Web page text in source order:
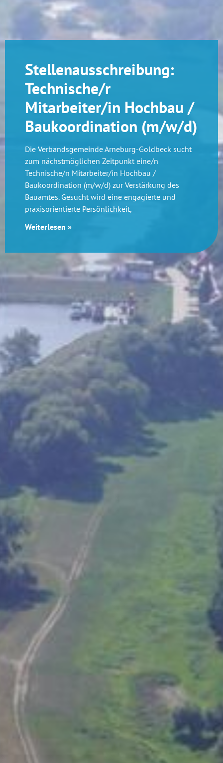
Stellenausschreibung:
Technische/r
Mitarbeiter/in Hochbau /
Baukoordination (m/w/d)
Die Verbandsgemeinde Arneburg-Goldbeck sucht
zum nächstmöglichen Zeitpunkt eine/n
Technische/n Mitarbeiter/in Hochbau /
Baukoordination (m/w/d) zur Verstärkung des
Bauamtes. Gesucht wird eine engagierte und
praxisorientierte Persönlichkeit,
Weiterlesen »